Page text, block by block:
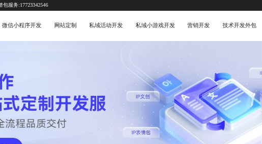
服务:17723342546
微信小程序开发 网站定制 私域活动开发 私域小游戏开发 营销开发 技术开发外包